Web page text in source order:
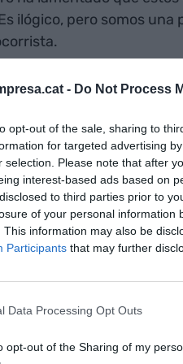
- Do Not Process
opt-out of the sale, sharing to
for targeted advertising
selection. Please note that after
interest-based ads based on
to third parties prior to
of your personal information
This information may also be
Participants that may further
Data Processing Opt Outs
opt-out of the Sharing of my
ilógico, pero somos una
de mediación por la
de Barcelona acaba
continúa “parada”
a las reuniones.
ellos se hacen los
que el número de